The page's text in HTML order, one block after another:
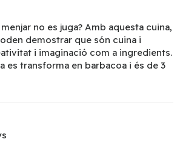
no es juga? Amb aquesta cuina,
demostrar que són cuina i
i imaginació com a ingredients.
es transforma en barbacoa i és de 3